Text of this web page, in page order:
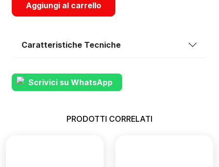
Aggiungi al carrello
Caratteristiche Tecniche
Scrivici su WhatsApp
PRODOTTI CORRELATI